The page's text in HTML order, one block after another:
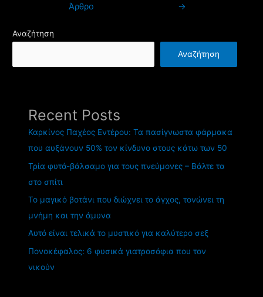
Άρθρο
→
Αναζήτηση
Αναζήτηση
Recent Posts
Καρκίνος Παχέος Εντέρου: Τα πασίγνωστα φάρμακα
που αυξάνουν 50% τον κίνδυνο στους κάτω των 50
Τρία φυτά-βάλσαμο για τους πνεύμονες – Βάλτε τα
στο σπίτι
Το μαγικό βοτάνι που διώχνει το άγχος, τονώνει τη
μνήμη και την άμυνα
Αυτό είναι τελικά το μυστικό για καλύτερο σεξ
Πονοκέφαλος: 6 φυσικά γιατροσόφια που τον
νικούν